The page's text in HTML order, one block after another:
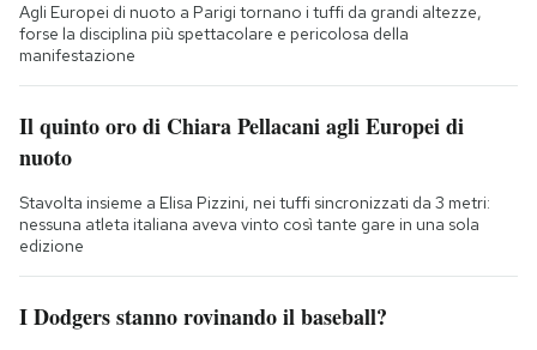
Agli Europei di nuoto a Parigi tornano i tuffi da grandi altezze,
forse la disciplina più spettacolare e pericolosa della
manifestazione
Il quinto oro di Chiara Pellacani agli Europei di
nuoto
Stavolta insieme a Elisa Pizzini, nei tuffi sincronizzati da 3 metri:
nessuna atleta italiana aveva vinto così tante gare in una sola
edizione
I Dodgers stanno rovinando il baseball?